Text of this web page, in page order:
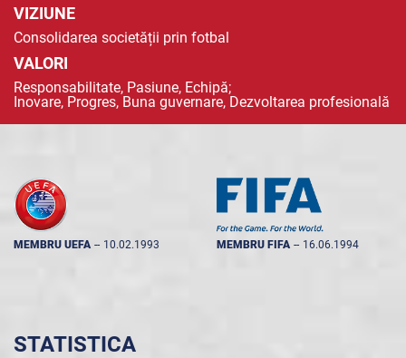
VIZIUNE
Consolidarea societății prin fotbal
VALORI
Responsabilitate, Pasiune, Echipă;
Inovare, Progres, Buna guvernare, Dezvoltarea profesională
MEMBRU UEFA -- 10.02.1993 MEMBRU FIFA -- 16.06.1994
STATISTICA